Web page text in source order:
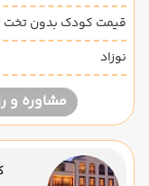
قیمت کودک بدون تخت
نوزاد
مشاوره و